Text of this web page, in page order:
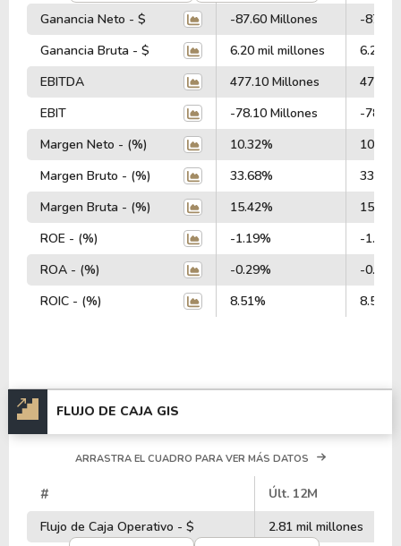
Ganancia Neto - $
-87.60 Millones
-87.60
Ganancia Bruta - $
6.20 mil millones
6.20
EBITDA
477.10 Millones
EBIT
-78.10 Millones
-78.10
Margen Neto - (%)
10.32%
Margen Bruto - (%)
33.68%
Margen Bruta - (%)
15.42%
ROE - (%)
-1.19%
-1.19%
ROA - (%)
-0.29%
-0.29%
ROIC - (%)
8.51% 8.51%
FLUJO DE CAJA GIS
ARRASTRA EL CUADRO PARA VER MÁS DATOS
# Últ. 12M
Flujo de Caja Operativo - $
2.81 mil millones